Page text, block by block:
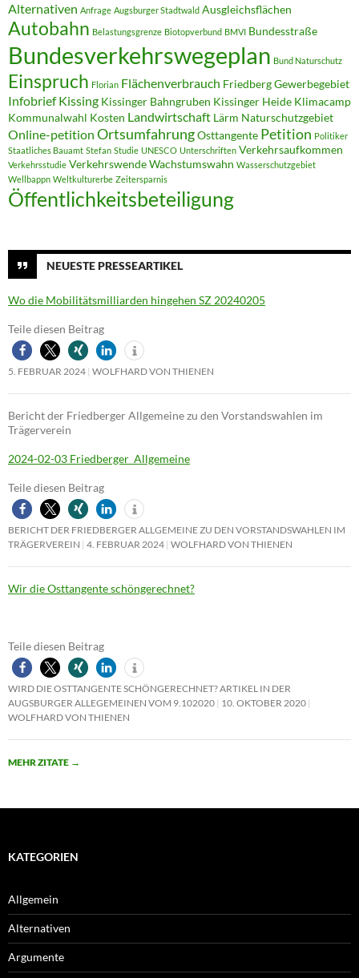
Alternativen Anfrage Augsburger Stadtwald Ausgleichsflächen
Autobahn Belastungsgrenze Biotopverbund BMVI Bundesstraße
Bundesverkehrswegeplan Bund Naturschutz
Einspruch Florian Flächenverbrauch FriedbergGewerbegebiet
Infobrief Kissing Kissinger Bahngruben Kissinger Heide Klimacamp
Kommunalwahl Kosten Landwirtschaft Lärm Naturschutzgebiet
Online-petition OrtsumfahrungOsttangente Petition Politiker
Staatliches Bauamt Stefan Studie UNESCO Unterschriften Verkehrsaufkommen
Verkehrsstudie VerkehrswendeWachstumswahn Wasserschutzgebiet
Wellbappn Weltkulturerbe Zeitersparnis
Öffentlichkeitsbeteiligung
NEUESTE PRESSEARTIKEL
Wo die Mobilitätsmilliarden hingehen SZ 20240205
Teile diesen Beitrag
5. FEBRUAR 2024 WOLFHARD VON THIENEN
Bericht der Friedberger Allgemeine zu den Vorstandswahlen im
Trägerverein
2024-02-03 Friedberger_Allgemeine
Teile diesen Beitrag
BERICHT DER FRIEDBERGER ALLGEMEINE ZU DEN VORSTANDSWAHLEN IM
TRÄGERVEREIN 4. FEBRUAR 2024 WOLFHARD VON THIENEN
Wir die Osttangente schöngerechnet?
Teile diesen Beitrag
WIRD DIE OSTTANGENTE SCHÖNGERECHNET? ARTIKEL IN DER
AUGSBURGER ALLEGEMEINEN VOM 9.102020 10. OKTOBER 2020
WOLFHARD VON THIENEN
MEHR ZITATE →
KATEGORIEN
Allgemein
Alternativen
Argumente